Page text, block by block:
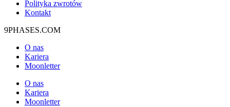
Polityka zwrotów
Kontakt
9PHASES.COM
O nas
Kariera
Moonletter
O nas
Kariera
Moonletter